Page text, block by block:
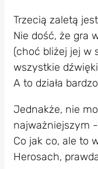
Trzecią zaletą
Nie dość, że gra
(choć bliżej jej w
wszystkie
A to działa
Jednakże, nie
najważniejszym
Co jak co, ale to
Herosach,